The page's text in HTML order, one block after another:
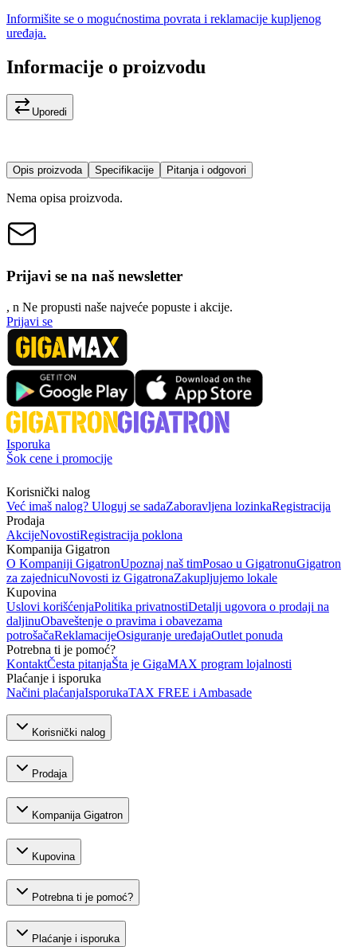
Informišite se o mogućnostima povrata i reklamacije kupljenog
uređaja.
Informacije o proizvodu
Uporedi
Opis proizvoda Specifikacije Pitanja i odgovori
Nema opisa proizvoda.
Prijavi se na naš newsletter
, n Ne propusti naše najveće popuste i akcije.
Prijavi se
Isporuka
Šok cene i promocije
Korisnički nalog
Već imaš nalog? Uloguj se sadaZaboravljena lozinkaRegistracija
Prodaja
AkcijeNovostiRegistracija poklona
Kompanija Gigatron
O Kompaniji GigatronUpoznaj naš timPosao u GigatronuGigatron
za zajednicuNovosti iz GigatronaZakupljujemo lokale
Kupovina
Uslovi korišćenjaPolitika privatnostiDetalji ugovora o prodaji na
daljinuObaveštenje o pravima i obavezama
potrošačaReklamacijeOsiguranje uređajaOutlet ponuda
Potrebna ti je pomoć?
KontaktČesta pitanjaŠta je GigaMAX program lojalnosti
Plaćanje i isporuka
Načini plaćanjaIsporukaTAX FREE i Ambasade
Korisnički nalog
Prodaja
Kompanija Gigatron
Kupovina
Potrebna ti je pomoć?
Plaćanje i isporuka